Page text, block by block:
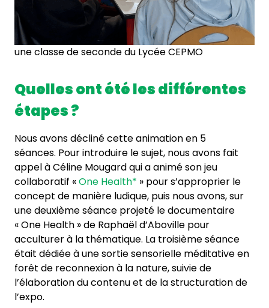
une classe de seconde du Lycée CEPMO
Quelles ont été les différentes
étapes ?
Nous avons décliné cette animation en 5
séances. Pour introduire le sujet, nous avons fait
appel à Céline Mougard qui a animé son jeu
collaboratif «One Health* » pour s’approprier le
concept de manière ludique, puis nous avons, sur
une deuxième séance projeté le documentaire
« One Health » de Raphaël d’Aboville pour
acculturer à la thématique. La troisième séance
était dédiée à une sortie sensorielle méditative en
forêt de reconnexion à la nature, suivie de
l’élaboration du contenu et de la structuration de
l’expo.